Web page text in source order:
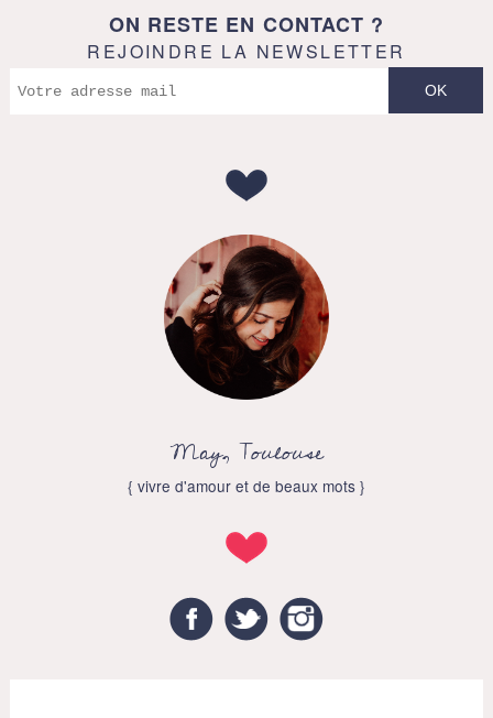
ON RESTE EN CONTACT ?
REJOINDRE LA NEWSLETTER
May, Toulouse
{ vivre d'amour et de beaux mots }
FacebookTwitter